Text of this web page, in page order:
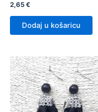
2,65€
Dodaj u košaricu